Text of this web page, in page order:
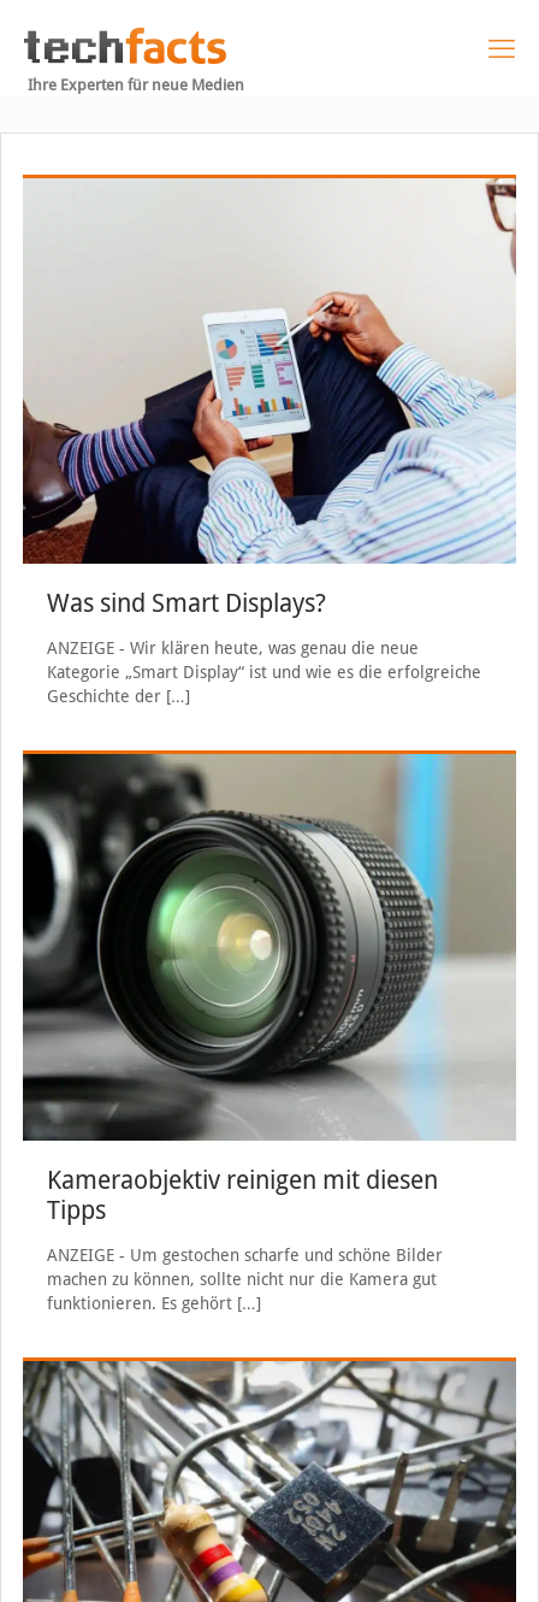
Ihre Experten für neue Medien
Was sind Smart Displays?
ANZEIGE - Wir klären heute, was genau die neue
Kategorie „Smart Display“ ist und wie es die erfolgreiche
Geschichte der[…]
Kameraobjektiv reinigen mit diesen
Tipps
ANZEIGE - Um gestochen scharfe und schöne Bilder
machen zu können, sollte nicht nur die Kamera gut
funktionieren. Es gehört[…]